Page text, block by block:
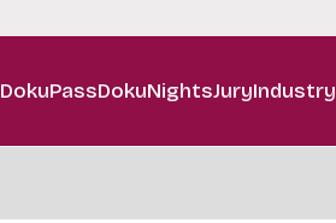
DokuPassDokuNightsJuryIndustry